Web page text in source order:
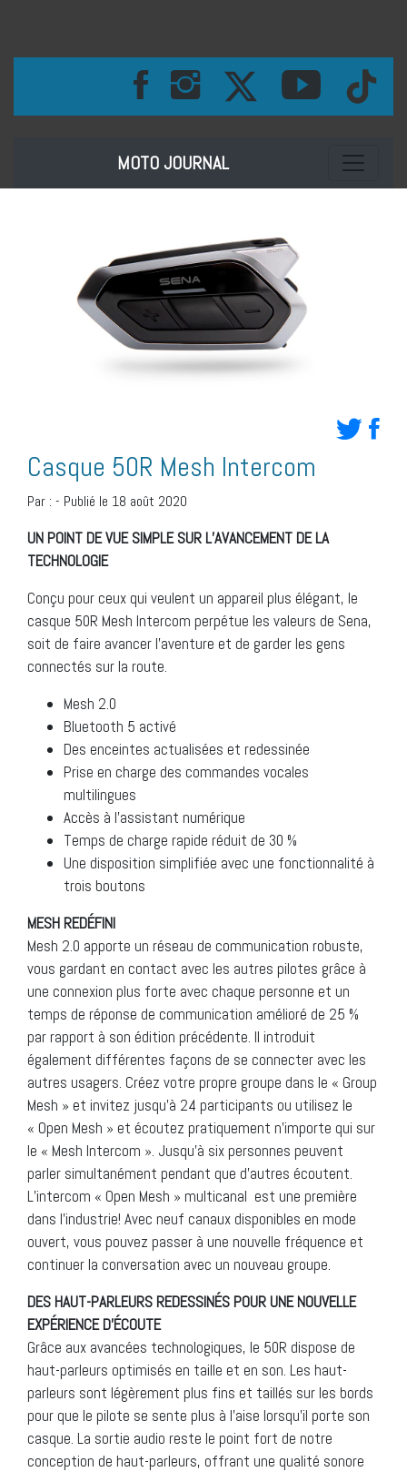
MOTO JOURNAL Toggle
Casque 50R Mesh Intercom
Par : - Publié le 18 août 2020
UN POINT DE VUE SIMPLE SUR L’AVANCEMENT DE LA
TECHNOLOGIE
Conçu pour ceux qui veulent un appareil plus élégant, le
casque 50R Mesh Intercom perpétue les valeurs de Sena,
soit de faire avancer l’aventure et de garder les gens
connectés sur la route.
Mesh 2.0
Bluetooth 5 activé
Des enceintes actualisées et redessinée
Prise en charge des commandes vocales
multilingues
Accès à l’assistant numérique
Temps de charge rapide réduit de 30 %
Une disposition simplifiée avec une fonctionnalité à
trois boutons
MESH REDÉFINI
Mesh 2.0 apporte un réseau de communication robuste,
vous gardant en contact avec les autres pilotes grâce à
une connexion plus forte avec chaque personne et un
temps de réponse de communication amélioré de 25 %
par rapport à son édition précédente. Il introduit
également différentes façons de se connecter avec les
autres usagers. Créez votre propre groupe dans le « Group
Mesh » et invitez jusqu’à 24 participants ou utilisez le
« Open Mesh » et écoutez pratiquement n’importe qui sur
le « Mesh Intercom ». Jusqu’à six personnes peuvent
parler simultanément pendant que d’autres écoutent.
L’intercom « Open Mesh » multicanal est une première
dans l’industrie! Avec neuf canaux disponibles en mode
ouvert, vous pouvez passer à une nouvelle fréquence et
continuer la conversation avec un nouveau groupe.
DES HAUT-PARLEURS REDESSINÉS POUR UNE NOUVELLE
EXPÉRIENCE D’ÉCOUTE
Grâce aux avancées technologiques, le 50R dispose de
haut-parleurs optimisés en taille et en son. Les haut-
parleurs sont légèrement plus fins et taillés sur les bords
pour que le pilote se sente plus à l’aise lorsqu’il porte son
casque. La sortie audio reste le point fort de notre
conception de haut-parleurs, offrant une qualité sonore